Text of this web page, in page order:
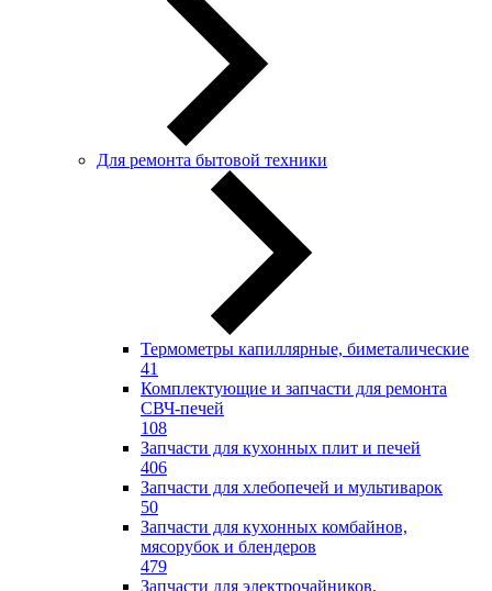
Для ремонта бытовой техники
Термометры капиллярные, биметалические
41
Комплектующие и запчасти для ремонта
СВЧ-печей
108
Запчасти для кухонных плит и печей
406
Запчасти для хлебопечей и мультиварок
50
Запчасти для кухонных комбайнов,
мясорубок и блендеров
479
Запчасти для электрочайников,